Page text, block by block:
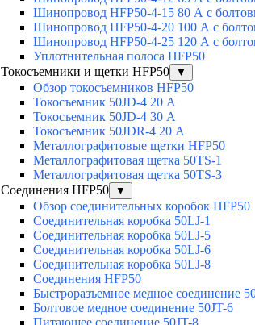
Шинопровод HFP50-4-15 80 А с
Шинопровод HFP50-4-20 100 А с
Шинопровод HFP50-4-25 120 А с
Уплотнительная полоса HFP50
Токосъемники и щетки HFP50
▼
Обзор токосъемников HFP50
Токосъемник 50JD-4 20 А
Токосъемник 50JD-4 30 А
Токосъемник 50JDR-4 20 А
Металлографитовые щетки HFP50
Металлографитовая щетка 50TS-1
Металлографитовая щетка 50TS-3
Соединения HFP50
▼
Обзор соединительных коробок HFP50
Соединительная коробка 50LJ-1
Соединительная коробка 50LJ-5
Соединительная коробка 50LJ-6
Соединительная коробка 50LJ-8
Соединения HFP50
Быстроразъемное медное соединение
Болтовое медное соединение 50JT-6
Питающее соединение 50JT-8